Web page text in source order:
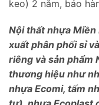
keo) 2 năm, bảo
Nội thất nhựa Miền
xuất phân phối sỉ
riêng và sản phẩm
thương hiệu như
nhựa Ecomi, tấm